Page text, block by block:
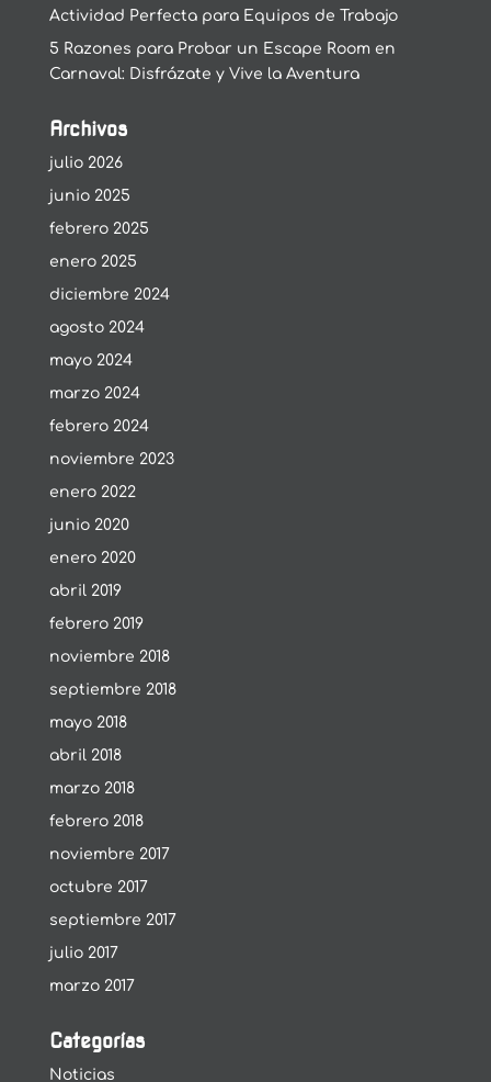
Actividad Perfecta para Equipos de Trabajo
5 Razones para Probar un Escape Room en
Carnaval: Disfrázate y Vive la Aventura
Archivos
julio 2026
junio 2025
febrero 2025
enero 2025
diciembre 2024
agosto 2024
mayo 2024
marzo 2024
febrero 2024
noviembre 2023
enero 2022
junio 2020
enero 2020
abril 2019
febrero 2019
noviembre 2018
septiembre 2018
mayo 2018
abril 2018
marzo 2018
febrero 2018
noviembre 2017
octubre 2017
septiembre 2017
julio 2017
marzo 2017
Categorías
Noticias